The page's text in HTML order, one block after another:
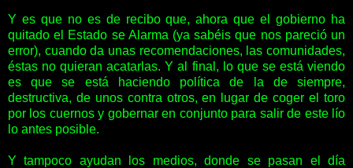
Y es que no es de recibo que, ahora que el gobierno ha
quitado el Estado se Alarma (ya sabéis que nos pareció un
error), cuando da unas recomendaciones, las comunidades,
éstas no quieran acatarlas. Y al final, lo que se está viendo
es que se está haciendo política de la de siempre,
destructiva, de unos contra otros, en lugar de coger el toro
por los cuernos y gobernar en conjunto para salir de este lío
lo antes posible.
Y tampoco ayudan los medios, donde se pasan el día